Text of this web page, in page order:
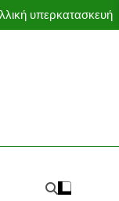
υπερκατασκευή
Moffett Taxi